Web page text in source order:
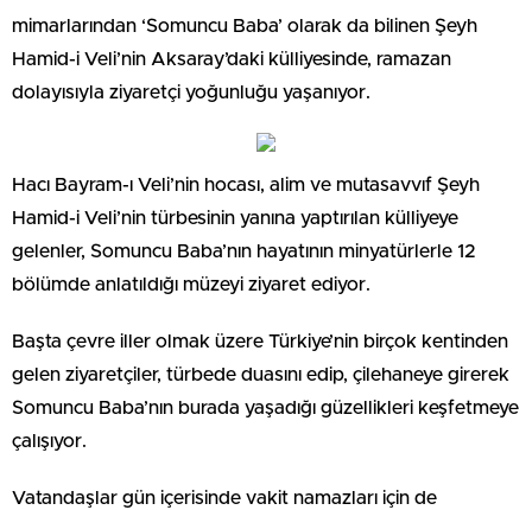
mimarlarından ‘Somuncu Baba’ olarak da bilinen Şeyh
Hamid-i Veli’nin Aksaray’daki külliyesinde, ramazan
dolayısıyla ziyaretçi yoğunluğu yaşanıyor.
Hacı Bayram-ı Veli’nin hocası, alim ve mutasavvıf Şeyh
Hamid-i Veli’nin türbesinin yanına yaptırılan külliyeye
gelenler, Somuncu Baba’nın hayatının minyatürlerle 12
bölümde anlatıldığı müzeyi ziyaret ediyor.
Başta çevre iller olmak üzere Türkiye’nin birçok kentinden
gelen ziyaretçiler, türbede duasını edip, çilehaneye girerek
Somuncu Baba’nın burada yaşadığı güzellikleri keşfetmeye
çalışıyor.
Vatandaşlar gün içerisinde vakit namazları için de